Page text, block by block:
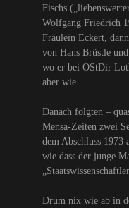
Fischs
Wolfgang Friedrich
Fräulein Eckert,
von Hans Brüstle
wo er bei OStDir
aber wie.
Danach folgten –
Mensa-Zeiten zwei
dem Abschluss
wie dass der junge
Drum nix wie ab in